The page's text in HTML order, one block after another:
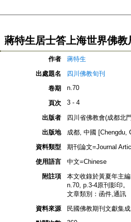
蔣特生居士答上海世界佛教
作者
蔣特生
出處題名
四川佛教旬刊
卷期
n.70
頁次 3 - 4
出版者
四川省佛教會(成都北
出版地
成都, 中國 [Chengdu,
資料類型
期刊論文=Journal
使用語言
中文=Chinese
附註項
本文收錄於黃夏年主
n.70, p.3-4原刊影印。
文章類別：函件,通訊
資料來源
民國佛教期刊文獻集